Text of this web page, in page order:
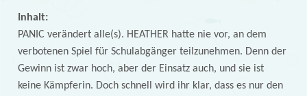
Inhalt:
PANIC verändert alle(s). HEATHER hatte nie vor, an dem
verbotenen Spiel für Schulabgänger teilzunehmen. Denn der
Gewinn ist zwar hoch, aber der Einsatz auch, und sie ist
keine Kämpferin. Doch schnell wird ihr klar, dass es nur den